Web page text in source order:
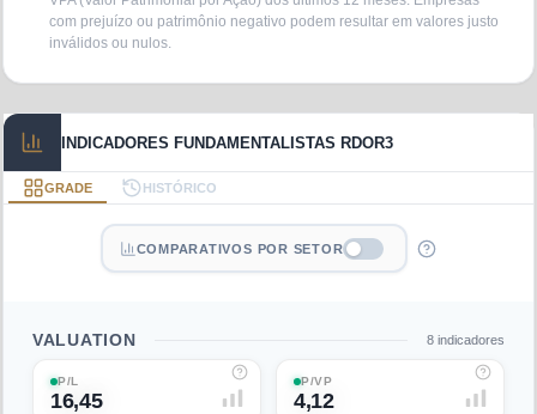
com prejuízo ou patrimônio negativo podem resultar em valores justo
inválidos ou nulos.
INDICADORES FUNDAMENTALISTAS RDOR3
GRADE HISTÓRICO
COMPARATIVOS POR SETOR
VALUATION 8 indicadores
P/L
16,45
P/VP
4,12